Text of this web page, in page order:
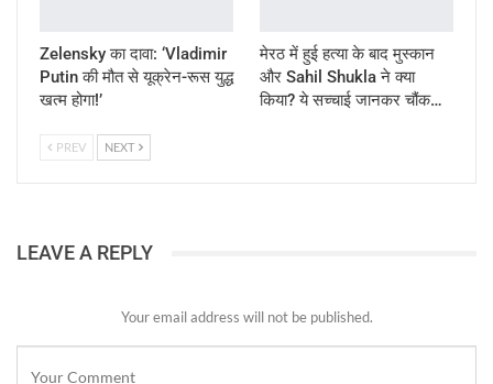
Zelensky का दावा: ‘Vladimir
Putin की मौत से यूक्रेन-रूस युद्ध
खत्म होगा!’
मेरठ में हुई हत्या के बाद मुस्कान
और Sahil Shukla ने क्या
किया? ये सच्चाई जानकर चौंक…
PREV NEXT
LEAVE A REPLY
Your email address will not be published.